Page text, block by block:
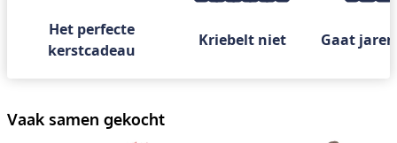
Het perfecte
kerstcadeau
Kriebelt niet Gaat
Vaak samen gekocht